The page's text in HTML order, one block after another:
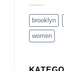
brooklyn
women